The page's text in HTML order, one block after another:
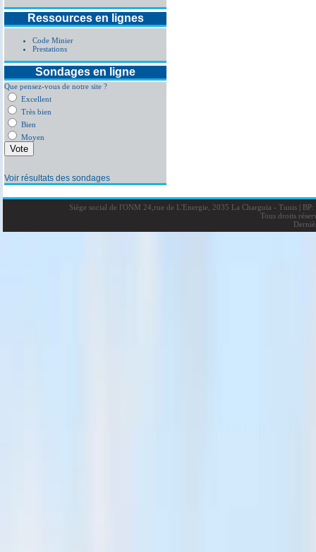
Ressources en lignes
Code Minier
Prestations
Sondages en ligne
Que pensez-vous de notre site ?
Excellent
Très bien
Bien
Moyen
Voir résultats des sondages
Siège social de l'ONM 24,rue de L'Energie, 2035 La Charguia - Tunis |BP:
Tous droits